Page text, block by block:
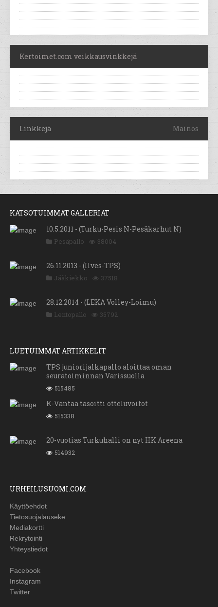
Kertoimet.com veikkausvinkkejä
Linkkejä Mainos
KATSOTUIMMAT GALLERIAT
10.5.2011 - (Turku-Pesis N-Pesäkarhut N)
Pesäpallo 38004
26.11.2013 - (Ilves-TPS)
Jääkiekko 37518
28.12.2014 - (LEKA Volley-Loimu)
Lentopallo 35792
LUETUIMMAT ARTIKKELIT
TPS juniorijalkapallo aloittaa oman
seuratoiminnan Varissuolla
515485
K-Vantaa tasoitti otteluvoitot
515338
20-vuotias Turkuhalli on nyt HK Areena
514932
URHEILUSUOMI.COM
Käyttöehdot
Tietosuojalauseke
Mediakortti
Rekrytointi
Yhteystiedot
Facebook
Instagram
Twitter